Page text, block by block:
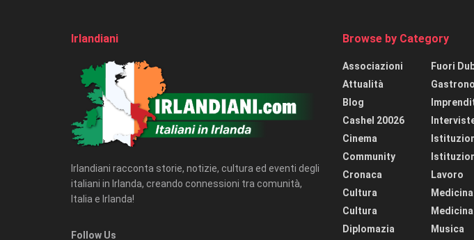
Irlandiani
Irlandiani racconta storie, notizie, cultura ed eventi degli
italiani in Irlanda, creando connessioni tra comunità,
Italia e Irlanda!
Follow Us
Browse by Category
Associazioni
Attualità
Blog
Cashel 20026
Cinema
Community
Cronaca
Cultura
Cultura
Diplomazia
Fuori
Lavoro
Medicina
Medicina
Musica